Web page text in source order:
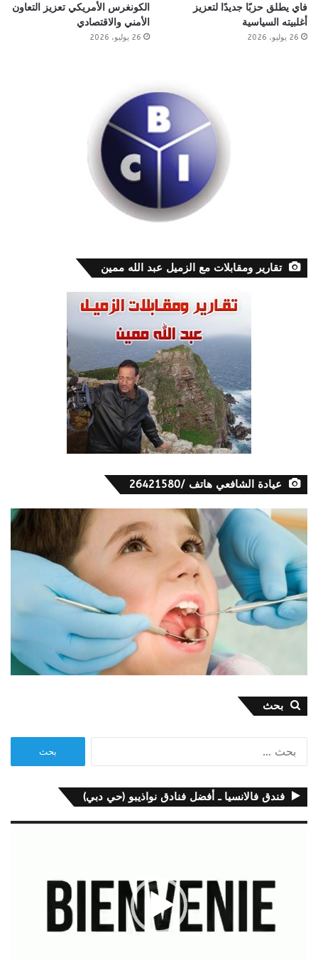
فاي يطلق حزبًا جديدًا لتعزيز
أغلبيته السياسية
26 يوليو، 2026
الكونغرس الأمريكي تعزيز التعاون
الأمني والاقتصادي
26 يوليو، 2026
تقارير ومقابلات مع الزميل عبد الله ممين
عيادة الشافعي هاتف /26421580
بحث
فندق فالانسيا ـ أفضل فنادق نواذيبو (حي دبي)